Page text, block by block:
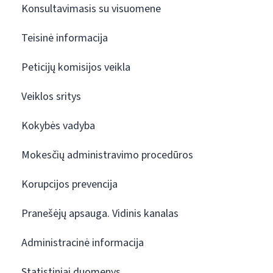
Konsultavimasis su visuomene
Teisinė informacija
Peticijų komisijos veikla
Veiklos sritys
Kokybės vadyba
Mokesčių administravimo procedūros
Korupcijos prevencija
Pranešėjų apsauga. Vidinis kanalas
Administracinė informacija